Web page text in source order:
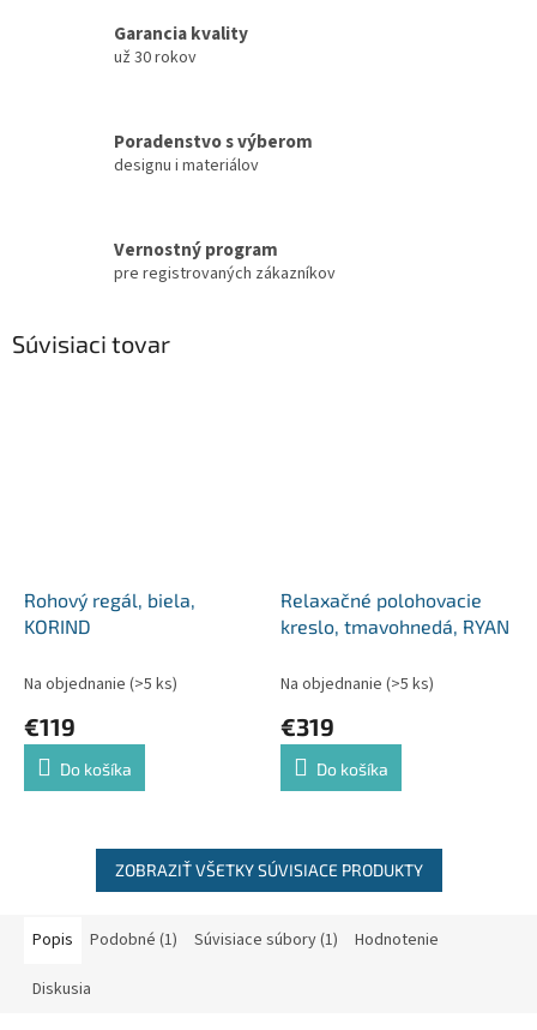
Garancia kvality
už 30 rokov
Poradenstvo s výberom
designu i materiálov
Vernostný program
pre registrovaných zákazníkov
Súvisiaci tovar
Rohový regál, biela,
KORIND
Na objednanie (>5 ks)
€119
Do košíka
Relaxačné polohovacie
kreslo, tmavohnedá, RYAN
Na objednanie (>5 ks)
€319
Do košíka
ZOBRAZIŤ VŠETKY SÚVISIACE PRODUKTY
Popis Podobné (1) Súvisiace súbory (1) Hodnotenie
Diskusia